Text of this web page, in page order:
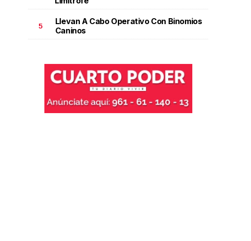
5
Llevan A Cabo Operativo Con Binomios
Caninos